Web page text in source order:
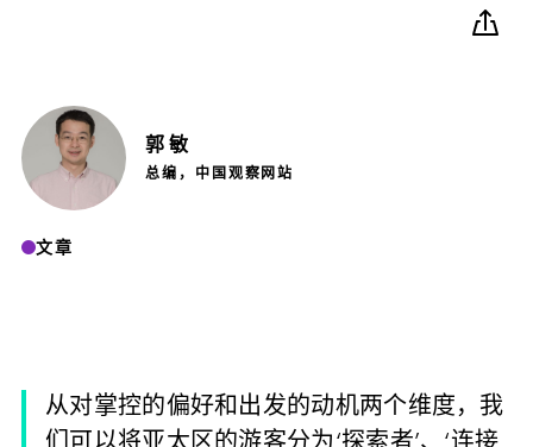
郭 敏
总编，中国观察网站
文章
从对掌控的偏好和出发的动机两个维度，我